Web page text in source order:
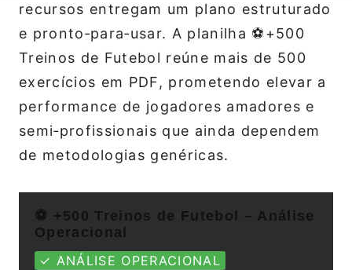
recursos entregam um plano estruturado
e pronto‑para‑usar. A planilha ⚽+500
Treinos de Futebol reúne mais de 500
exercícios em PDF, prometendo elevar a
performance de jogadores amadores e
semi‑profissionais que ainda dependem
de metodologias genéricas.
⚽ +500 Treinos de Futebol – Análise
Operacional
✓ ANÁLISE OPERACIONAL